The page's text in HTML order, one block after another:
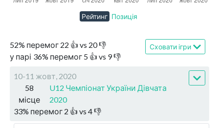
52% перемог 22 👍 vs 20👎
у парі 36% перемог 5 👍 vs 9👎
Сховати ігри
10-11 жовт, 2020
58
місце
U12 Чемпіонат України Дівчата
2020
33% перемог 2 👍 vs 4👎
Рейтинг Позиція